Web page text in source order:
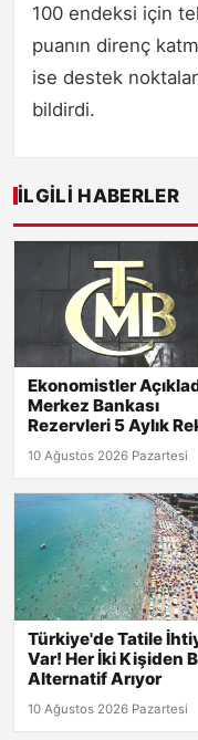
100 endeksi için
puanın direnç
ise destek
bildirdi.
İLGILI HABERLER
Ekonomistler
Merkez Bankası
Rezervleri 5 Aylık
Kırdı!
10 Ağustos 2026 Pazartesi
Türkiye'de Tatile
Var! Her İki Kişiden
Alternatif Arıyor
10 Ağustos 2026 Pazartesi